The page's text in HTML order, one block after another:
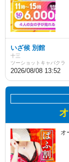
いざ候 別館
十三
ツーショットキャバクラ
2026/08/08 13:52
オ